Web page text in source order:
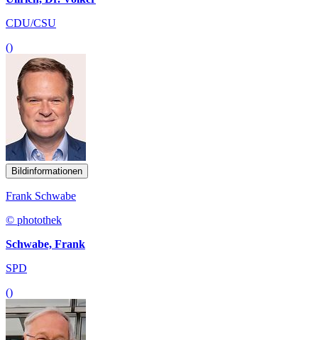
CDU/CSU
()
Bildinformationen
Frank Schwabe
© photothek
Schwabe, Frank
SPD
()